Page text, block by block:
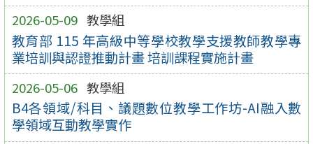
2026-05-09 教學組
教育部 115 年高級中等學校教學支援教師教學專
業培訓與認證推動計畫 培訓課程實施計畫
2026-05-06 教學組
B4各領域/科目、議題數位教學工作坊-AI融入數
學領域互動教學實作